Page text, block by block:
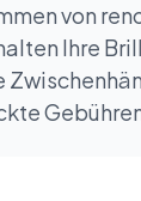
von
Ihre